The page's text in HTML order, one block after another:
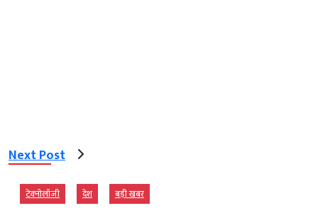
Next Post
टेक्‍नोलॉजी देश बड़ी खबर